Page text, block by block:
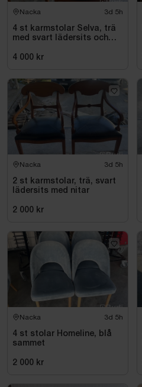
Nacka 3d 5h
4 st karmstolar Selva, trä
med svart lädersits och
4 000 kr
Nacka 3d 5h
2 st karmstolar, trä, svart
lädersits med nitar
2 000 kr
Nacka 3d 5h
4 st stolar Homeline, blå
sammet
2 000 kr